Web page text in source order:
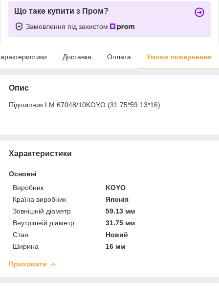
Що таке купити з Пром?
Замовлення під захистом
Доставка Оплата Умови повернення
Опис
Підшипник LM 67048/10KOYO (31.75*59.13*16)
Характеристики
Основні
Виробник
KOYO
Країна виробник
Японія
Зовнішній діаметр
59.13 мм
Внутрішній діаметр
31.75 мм
Стан
Новий
Ширина
16 мм
Приховати